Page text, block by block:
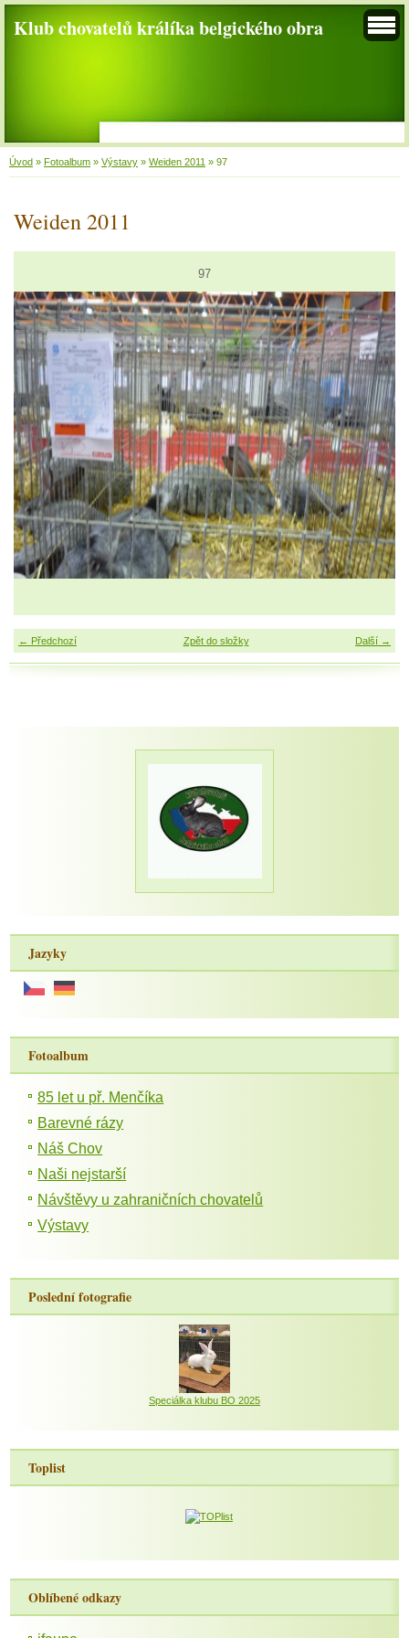
Klub chovatelů králíka belgického obra
Úvod » Fotoalbum » Výstavy » Weiden 2011 » 97
Weiden 2011
97
← Předchozí Další →
Zpět do složky
Jazyky
Fotoalbum
85 let u př. Menčíka
Barevné rázy
Náš Chov
Naši nejstarší
Návštěvy u zahraničních chovatelů
Výstavy
Poslední fotografie
Speciálka klubu BO 2025
Toplist
Oblíbené odkazy